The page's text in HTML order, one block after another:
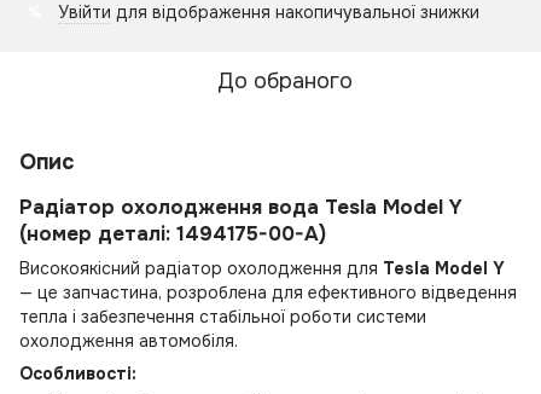
Увійти для відображення накопичувальної знижки
До обраного
Опис
Радіатор охолодження вода Tesla Model Y
(номер деталі: 1494175-00-A)
Високоякісний радіатор охолодження для Tesla Model Y
— це запчастина, розроблена для ефективного відведення
тепла і забезпечення стабільної роботи системи
охолодження автомобіля.
Особливості: